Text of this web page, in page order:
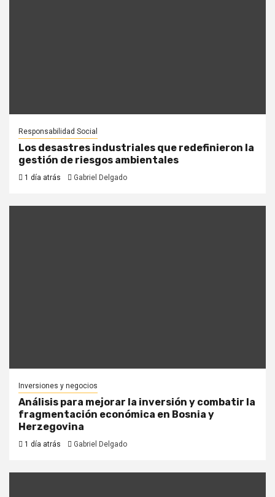
Responsabilidad Social
Los desastres industriales que redefinieron la
gestión de riesgos ambientales
1 día atrás Gabriel Delgado
Inversiones y negocios
Análisis para mejorar la inversión y combatir la
fragmentación económica en Bosnia y
Herzegovina
1 día atrás Gabriel Delgado